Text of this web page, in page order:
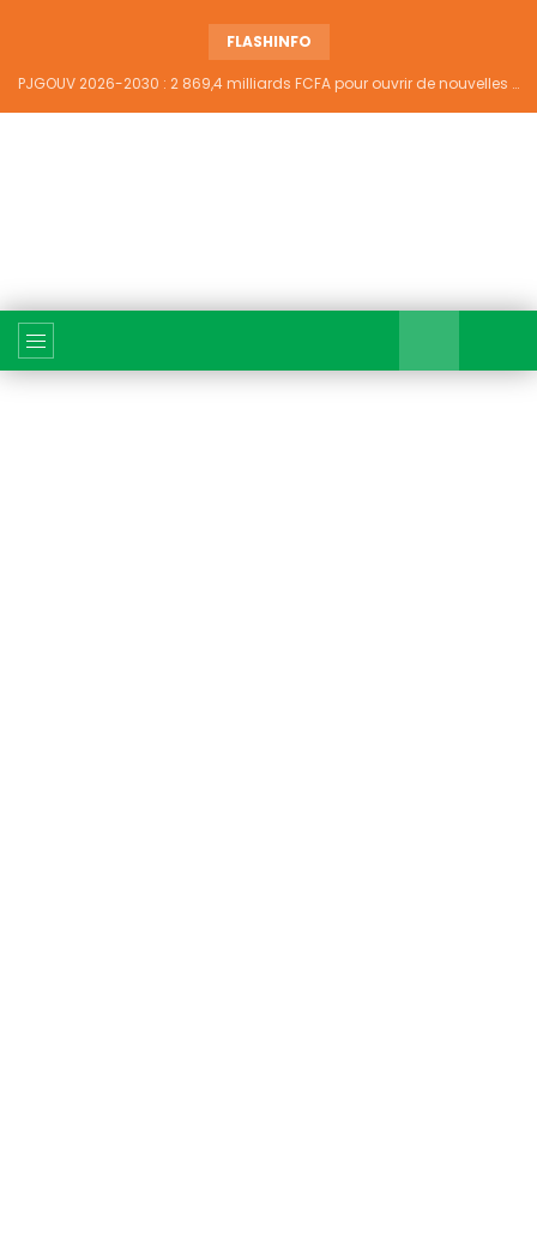
FLASHINFO
PJGOUV 2026-2030 : 2 869,4 milliards FCFA pour ouvrir de nouvelles perspectives à plus de 5,2 millions de jeunes ivoiriens